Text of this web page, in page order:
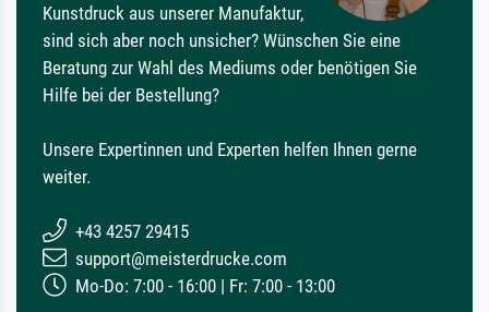
Kunstdruck aus unserer Manufaktur,
sind sich aber noch unsicher? Wünschen Sie eine
Beratung zur Wahl des Mediums oder benötigen Sie
Hilfe bei der Bestellung?
Unsere Expertinnen und Experten helfen Ihnen gerne
weiter.
+43 4257 29415
support@meisterdrucke.com
Mo-Do: 7:00 - 16:00 | Fr: 7:00 - 13:00